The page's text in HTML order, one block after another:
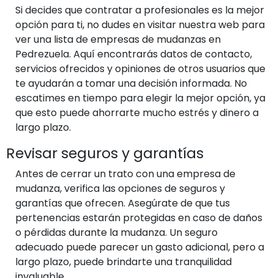
Si decides que contratar a profesionales es la mejor
opción para ti, no dudes en visitar nuestra web para
ver una lista de empresas de mudanzas en
Pedrezuela. Aquí encontrarás datos de contacto,
servicios ofrecidos y opiniones de otros usuarios que
te ayudarán a tomar una decisión informada. No
escatimes en tiempo para elegir la mejor opción, ya
que esto puede ahorrarte mucho estrés y dinero a
largo plazo.
Revisar seguros y garantías
Antes de cerrar un trato con una empresa de
mudanza, verifica las opciones de seguros y
garantías que ofrecen. Asegúrate de que tus
pertenencias estarán protegidas en caso de daños
o pérdidas durante la mudanza. Un seguro
adecuado puede parecer un gasto adicional, pero a
largo plazo, puede brindarte una tranquilidad